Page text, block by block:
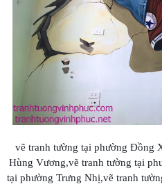
vẽ tranh tường tại phường Đồng
Hùng Vương,vẽ tranh tường tại
tại phường Trưng Nhị,vẽ tranh